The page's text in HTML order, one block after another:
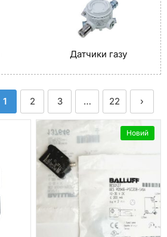
Датчики газу
1 2 3 … 22 ›
Новий